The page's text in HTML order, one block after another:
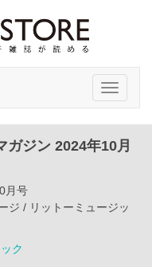
Toggle
ガジン 2024年10月
月号
ジ / リットーミュージッ
ク